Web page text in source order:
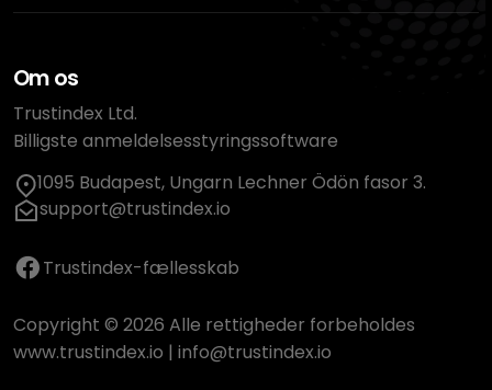
Om os
Trustindex Ltd.
Billigste anmeldelsesstyringssoftware
1095 Budapest, Ungarn Lechner Ödön fasor 3.
support@trustindex.io
Trustindex-fællesskab
Copyright © 2026 Alle rettigheder forbeholdes
www.trustindex.io | info@trustindex.io